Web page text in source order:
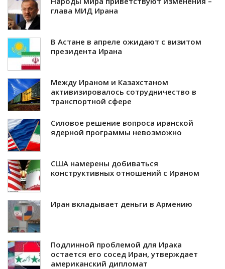
глава МИД Ирана
В Астане в апреле ожидают с визитом
президента Ирана
Между Ираном и Казахстаном
активизировалось сотрудничество в
транспортной сфере
Силовое решение вопроса иранской
ядерной программы невозможно
США намерены добиваться
конструктивных отношений с Ираном
Иран вкладывает деньги в Армению
Подлинной проблемой для Ирака
остается его сосед Иран, утверждает
американский дипломат